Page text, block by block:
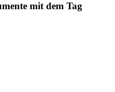
mit dem Tag